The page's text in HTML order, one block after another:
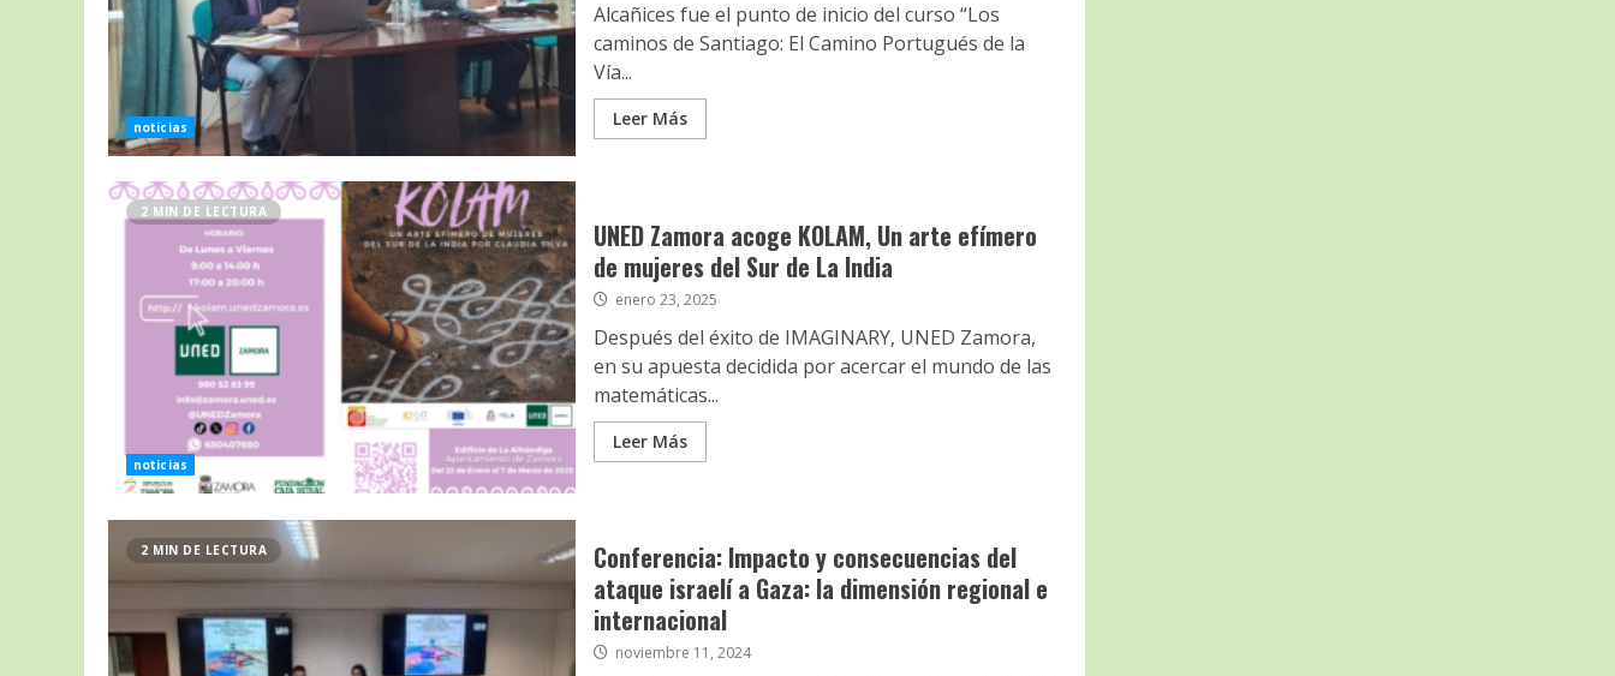
noticias
Alcañices fue el punto de inicio del curso “Los
caminos de Santiago: El Camino Portugués de la
Vía...
Leer Más
2 MIN DE LECTURA
noticias
UNED Zamora acoge KOLAM, Un arte efímero
de mujeres del Sur de La India
enero 23, 2025
Después del éxito de IMAGINARY, UNED Zamora,
en su apuesta decidida por acercar el mundo de las
matemáticas...
Leer Más
2 MIN DE LECTURA
Conferencia: Impacto y consecuencias del
ataque israelí a Gaza: la dimensión regional e
internacional
noviembre 11, 2024